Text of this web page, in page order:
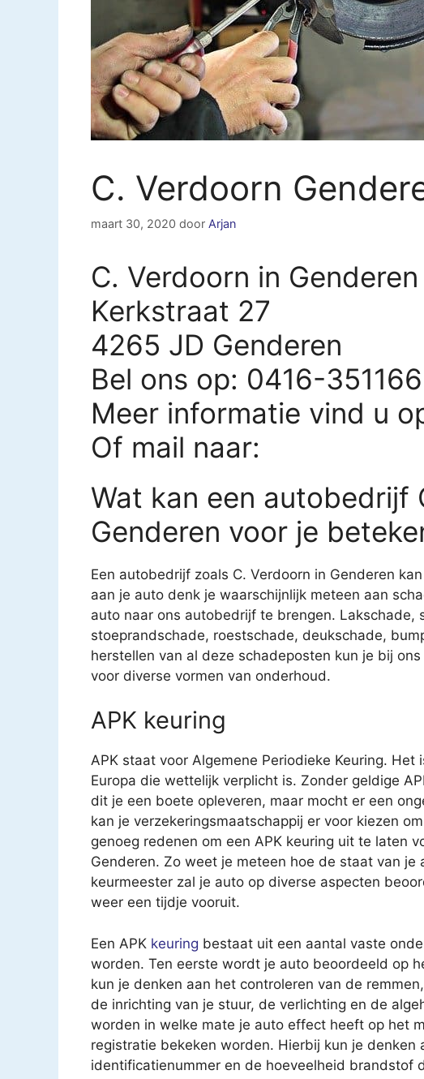
C. Verdoorn
maart 30, 2020 door Arjan
C. Verdoorn in Genderen
Kerkstraat 27
4265 JD Genderen
Bel ons op: 0416-351166
Meer informatie vind u
Of mail naar:
Wat kan een autobedrijf
Genderen voor je
Een autobedrijf zoals C. Verdoorn in Genderen
aan je auto denk je waarschijnlijk meteen aan
auto naar ons autobedrijf te brengen. Lakschade,
stoeprandschade, roestschade, deukschade,
herstellen van al deze schadeposten kun je bij
voor diverse vormen van onderhoud.
APK keuring
APK staat voor Algemene Periodieke Keuring.
Europa die wettelijk verplicht is. Zonder geldige
dit je een boete opleveren, maar mocht er een
kan je verzekeringsmaatschappij er voor kiezen
genoeg redenen om een APK keuring uit te laten
Genderen. Zo weet je meteen hoe de staat van je
keurmeester zal je auto op diverse aspecten
weer een tijdje vooruit.
Een APK keuring bestaat uit een aantal vaste
worden. Ten eerste wordt je auto beoordeeld op
kun je denken aan het controleren van de
de inrichting van je stuur, de verlichting en de
worden in welke mate je auto effect heeft op het
registratie bekeken worden. Hierbij kun je denken
identificatienummer en de hoeveelheid brandstof